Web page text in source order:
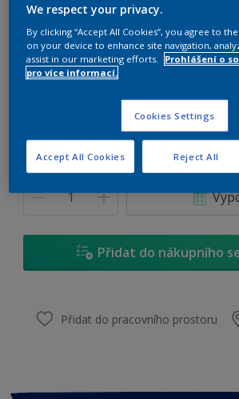
C9.13.37
2,5 L
Množství Kalkulačka pro
Přidat do nákupního
Přidat do pracovního prostoru
We respect your privacy.
By clicking “Accept All Cookies”, you agree to
on your device to enhance site navigation,
assist in our marketing efforts.
Prohlášení o
pro více informací.
Cookies Settings
Reject All
Accept All Cookies